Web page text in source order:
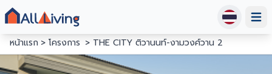
หน้าแรก
โครงการ THE CITY ติวานนท์-งามวงศ์วาน 2